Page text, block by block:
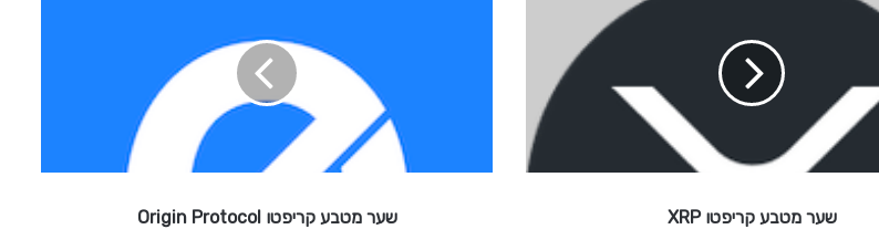
שער מטבע קריפטו XRP
ר
שער מטבע קריפטו Origin Protocol